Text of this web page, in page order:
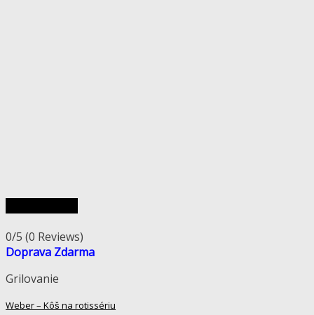
0/5 (0 Reviews)
Doprava Zdarma
Grilovanie
Weber – Kôš na rotissériu